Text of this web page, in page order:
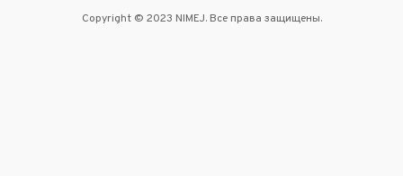
Copyright © 2023 NIMEJ. Все права защищены.